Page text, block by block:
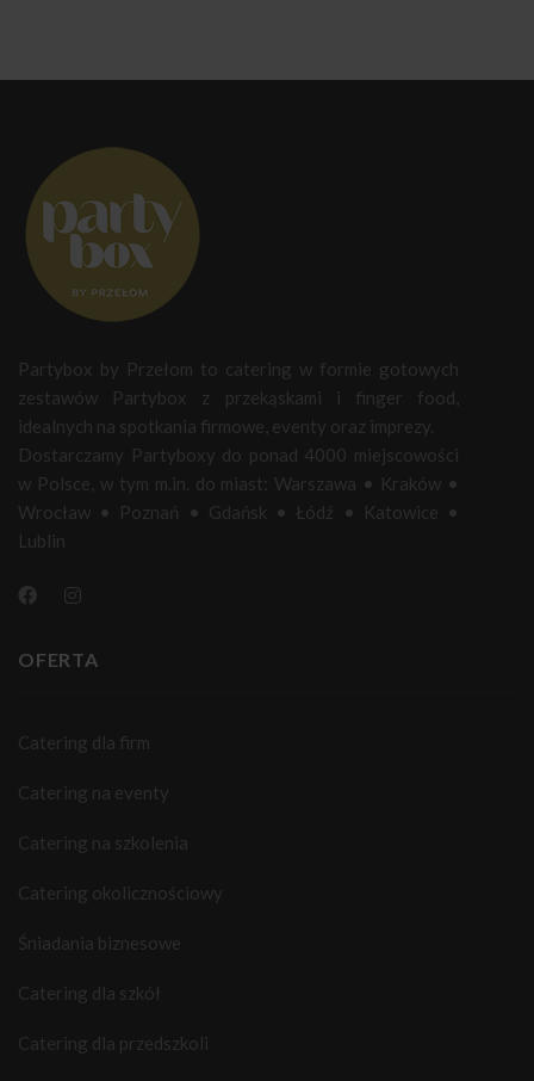
Partybox by Przełom to catering w formie gotowych
zestawów Partybox z przekąskami i finger food,
idealnych na spotkania firmowe, eventy oraz imprezy.
Dostarczamy Partyboxy do ponad 4000 miejscowości
w Polsce, w tym m.in. do miast: Warszawa • Kraków •
Wrocław • Poznań • Gdańsk • Łódź • Katowice •
Lublin
OFERTA
Catering dla firm
Catering na eventy
Catering na szkolenia
Catering okolicznościowy
Śniadania biznesowe
Catering dla szkół
Catering dla przedszkoli